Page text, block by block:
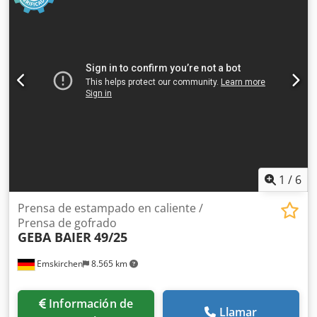
Inspección en vídeo en línea a través de WhatsApp, MS
1 / 6
Emskirchen 8.565 km
Prensa de estampado en caliente /
Prensa de gofrado
GEBA BAIER49/25
Información de
Llamar